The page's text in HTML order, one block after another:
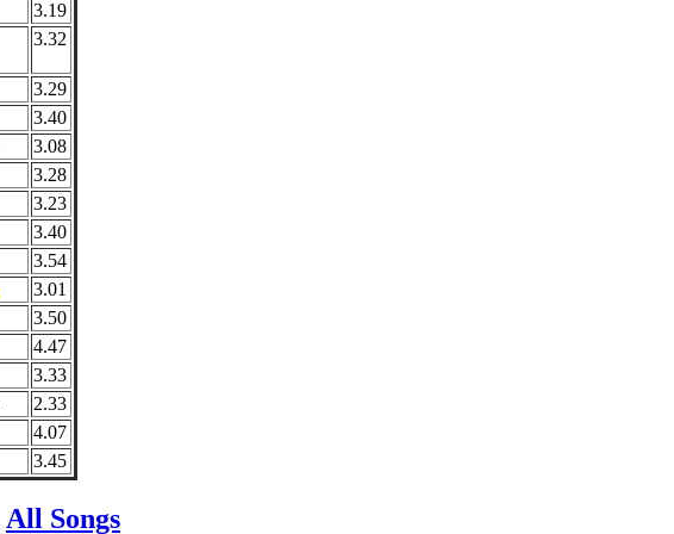
3.19
3.32
3.29
3.40
3.08
3.28
3.23
3.40
3.54
3.01
3.50
4.47
3.33
2.33
4.07
3.45
All Songs